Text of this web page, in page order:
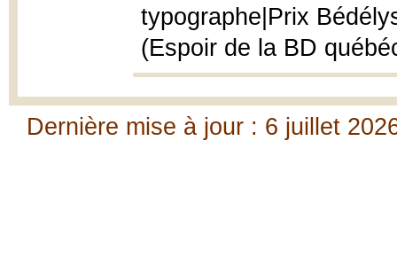
typographe|Prix
(Espoir de la BD
Dernière mise à jour : 6 juillet